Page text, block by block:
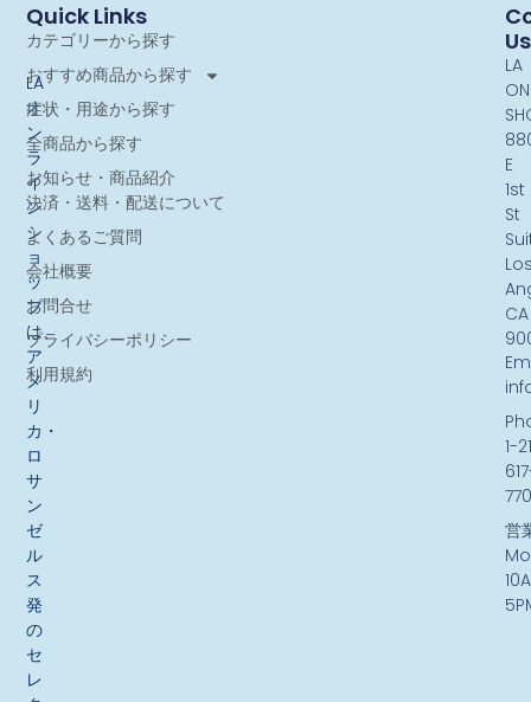
LA
オ
ン
ラ
イ
ン
シ
ョ
ッ
プ
は、
ア
メ
リ
カ・
ロ
サ
ン
ゼ
ル
ス
発
の
セ
レ
Quick Links
カテゴリーから探す
おすすめ商品から探す
症状・用途から探す
全商品から探す
お知らせ・商品紹介
決済・送料・配送について
よくあるご質問
会社概要
お問合せ
プライバシーポリシー
利用規約
Us
LA
E
1st
St
CA
1-
営